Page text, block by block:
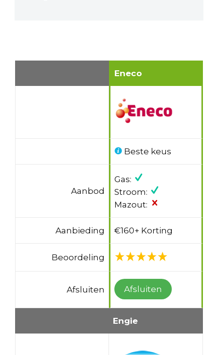
Eneco
Beste keus
Aanbod
Gas:
Stroom:
Mazout:
Aanbieding €160+ Korting
Beoordeling
Afsluiten Afsluiten
Engie